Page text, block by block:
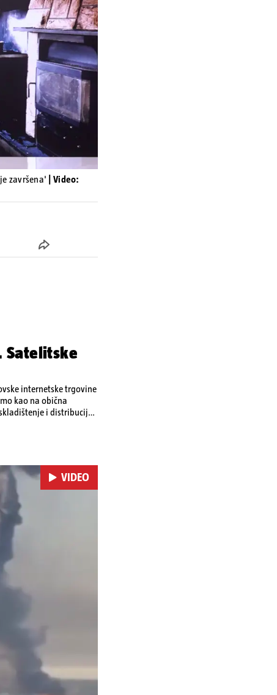
završena'
| Video:
Satelitske
internetske trgovine
kao na obična
i distribuciju
posljedice
VIDEO